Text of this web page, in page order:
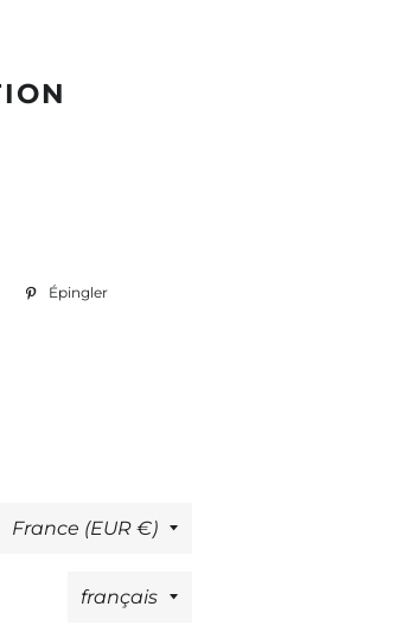
TweeterÉpingler
Pays/région
France (EUR €)
Langue
français